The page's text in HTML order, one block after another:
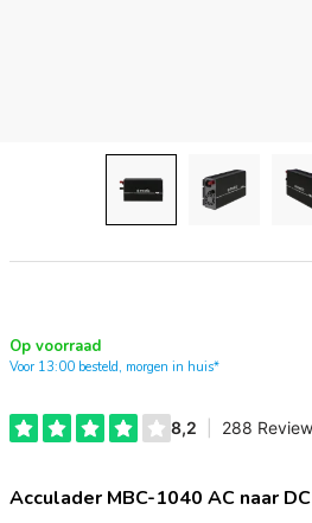
Op voorraad
Voor 13:00 besteld, morgen in huis*
Acculader MBC-1040 AC naar DC